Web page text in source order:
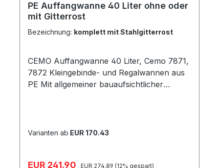
PE Auffangwanne 40 Liter ohne oder
mit Gitterrost
Bezeichnung: komplett mit Stahlgitterrost
CEMO Auffangwanne 40 Liter, Cemo 7871,
7872 Kleingebinde- und Regalwannen aus
PE Mit allgemeiner bauaufsichtlicher
Passend für Umweltschrank 13/20 und
Varianten ab EUR 170.43
Verkaufspreis:
EUR 241.90 Regulärer Preis:
EUR 274.89 (12% gespart)